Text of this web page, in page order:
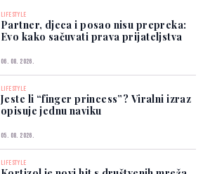
LIFESTYLE
Partner, djeca i posao nisu prepreka:
Evo kako sačuvati prava prijateljstva
06. 08. 2026.
LIFESTYLE
Jeste li “finger princess”? Viralni izraz
opisuje jednu naviku
05. 08. 2026.
LIFESTYLE